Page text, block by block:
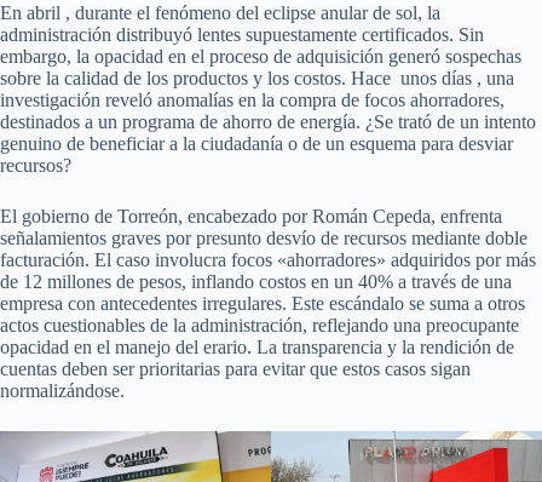
En abril , durante el fenómeno del eclipse anular de sol, la
administración distribuyó lentes supuestamente certificados. Sin
embargo, la opacidad en el proceso de adquisición generó sospechas
sobre la calidad de los productos y los costos. Hace unos días , una
investigación reveló anomalías en la compra de focos ahorradores,
destinados a un programa de ahorro de energía. ¿Se trató de un intento
genuino de beneficiar a la ciudadanía o de un esquema para desviar
recursos?
El gobierno de Torreón, encabezado por Román Cepeda, enfrenta
señalamientos graves por presunto desvío de recursos mediante doble
facturación. El caso involucra focos «ahorradores» adquiridos por más
de 12 millones de pesos, inflando costos en un 40% a través de una
empresa con antecedentes irregulares. Este escándalo se suma a otros
actos cuestionables de la administración, reflejando una preocupante
opacidad en el manejo del erario. La transparencia y la rendición de
cuentas deben ser prioritarias para evitar que estos casos sigan
normalizándose.